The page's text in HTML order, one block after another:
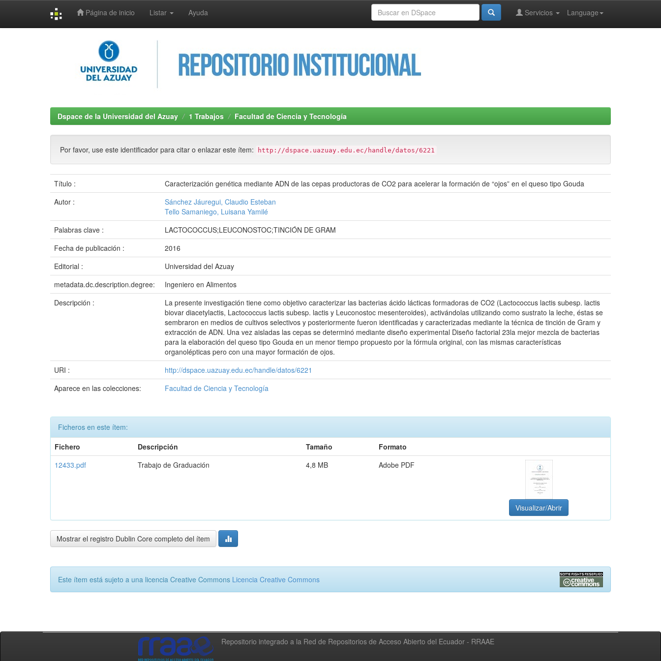
Página de inicio Listar Ayuda Language
Servicios
Dspace de la Universidad del Azuay 1 Trabajos Facultad de Ciencia y Tecnología
Por favor, use este identificador para citar o enlazar este ítem: http://dspace.uazuay.edu.ec/handle/datos/6221
Título :
Caracterización genética mediante ADN de las cepas productoras de CO2 para acelerar la formación de “ojos” en el queso tipo Gouda
Autor :
Sánchez Jáuregui, Claudio Esteban
Tello Samaniego, Luisana Yamilé
Palabras clave :
LACTOCOCCUS;LEUCONOSTOC;TINCIÓN DE GRAM
Fecha de publicación :
2016
Editorial :
Universidad del Azuay
metadata.dc.description.degree:
Ingeniero en Alimentos
Descripción :
La presente investigación tiene como objetivo caracterizar las bacterias ácido lácticas formadoras de CO2 (Lactococcus lactis subesp. lactis
biovar diacetylactis, Lactococcus lactis subesp. lactis y Leuconostoc mesenteroides), activándolas utilizando como sustrato la leche, éstas se
sembraron en medios de cultivos selectivos y posteriormente fueron identificadas y caracterizadas mediante la técnica de tinción de Gram y
extracción de ADN. Una vez aisladas las cepas se determinó mediante diseño experimental Diseño factorial 23la mejor mezcla de bacterias
para la elaboración del queso tipo Gouda en un menor tiempo propuesto por la fórmula original, con las mismas características
organolépticas pero con una mayor formación de ojos.
URI :
http://dspace.uazuay.edu.ec/handle/datos/6221
Aparece en las colecciones:
Facultad de Ciencia y Tecnología
Ficheros en este ítem:
Fichero
Descripción Tamaño
Formato
12433.pdf
Trabajo de Graduación 4,8 MB Adobe PDF
Visualizar/Abrir
Mostrar el registro Dublin Core completo del ítem
Este ítem está sujeto a una licencia Creative Commons Licencia Creative Commons
Repositorio integrado a la Red de Repositorios de Acceso Abierto del Ecuador - RRAAE